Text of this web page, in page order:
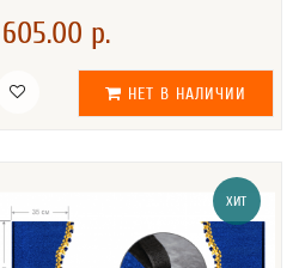
605.00 р.
НЕТ В НАЛИЧИИ
ХИТ